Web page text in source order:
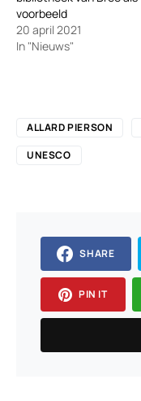
voorbeeld
20 april 2021
In "Nieuws"
ALLARD PIERSON
UNESCO
SHARE
PIN IT